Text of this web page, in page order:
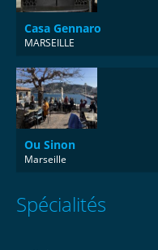
Casa Gennaro
MARSEILLE
Ou Sinon
Marseille
Spécialités